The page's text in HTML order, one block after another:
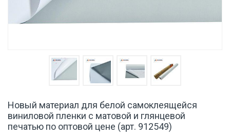
Новый материал для белой самоклеящейся
виниловой пленки с матовой и глянцевой
печатью по оптовой цене (арт. 912549)